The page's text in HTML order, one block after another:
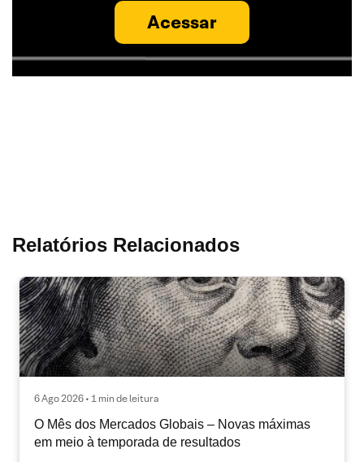
Acessar
Relatórios Relacionados
6 Ago 2026 • 1 min de leitura
O Mês dos Mercados Globais – Novas máximas
em meio à temporada de resultados